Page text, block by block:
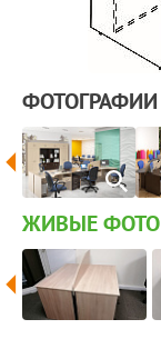
ФОТОГРАФИИ
ЖИВЫЕ ФОТО